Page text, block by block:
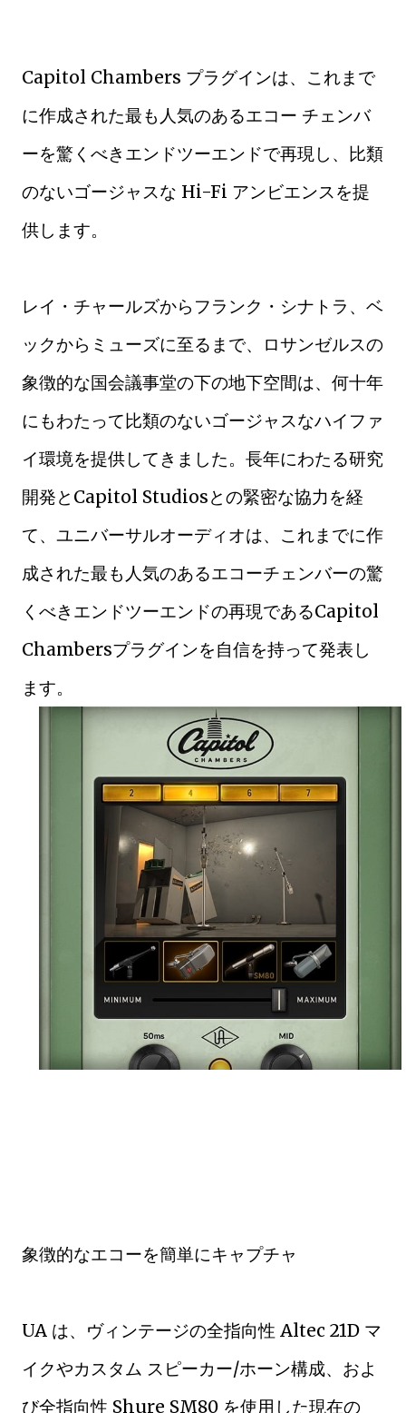
Capitol Chambers プラグインは、これまで
に作成された最も人気のあるエコー チェンバ
ーを驚くべきエンドツーエンドで再現し、比類
のないゴージャスな Hi-Fi アンビエンスを提
供します。
レイ・チャールズからフランク・シナトラ、ベ
ックからミューズに至るまで、ロサンゼルスの
象徴的な国会議事堂の下の地下空間は、何十年
にもわたって比類のないゴージャスなハイファ
イ環境を提供してきました。長年にわたる研究
開発とCapitol Studiosとの緊密な協力を経
て、ユニバーサルオーディオは、これまでに作
成された最も人気のあるエコーチェンバーの驚
くべきエンドツーエンドの再現であるCapitol
Chambersプラグインを自信を持って発表し
ます。
象徴的なエコーを簡単にキャプチャ
UA は、ヴィンテージの全指向性 Altec 21D マ
イクやカスタム スピーカー/ホーン構成、およ
び全指向性 Shure SM80 を使用した現在の